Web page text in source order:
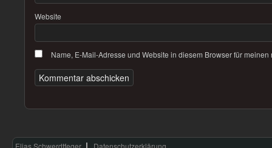
Website
Name, E-Mail-Adresse und Website in diesem Browser für
Elias Schwerdtfeger Datenschutzerklärung